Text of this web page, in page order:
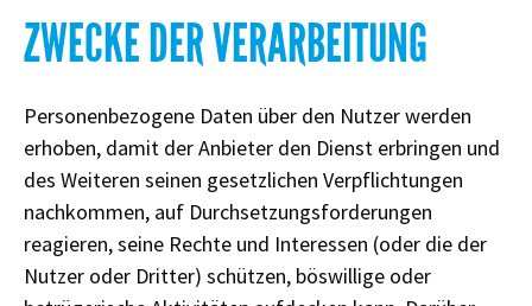
ZWECKE DER VERARBEITUNG
Personenbezogene Daten über den Nutzer werden
erhoben, damit der Anbieter den Dienst erbringen und
des Weiteren seinen gesetzlichen Verpflichtungen
nachkommen, auf Durchsetzungsforderungen
reagieren, seine Rechte und Interessen (oder die der
Nutzer oder Dritter) schützen, böswillige oder